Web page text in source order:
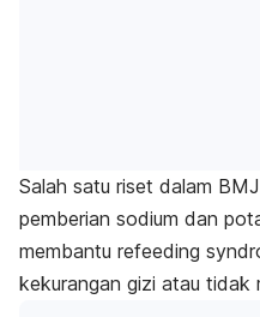
Salah satu riset dalam BMJ
pemberian sodium dan
membantu refeeding
kekurangan gizi atau tidak